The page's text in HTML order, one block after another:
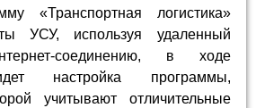
«Транспортная логистика»
УСУ, используя удаленный
соединению, в ходе
настройка программы,
учитывают отличительные